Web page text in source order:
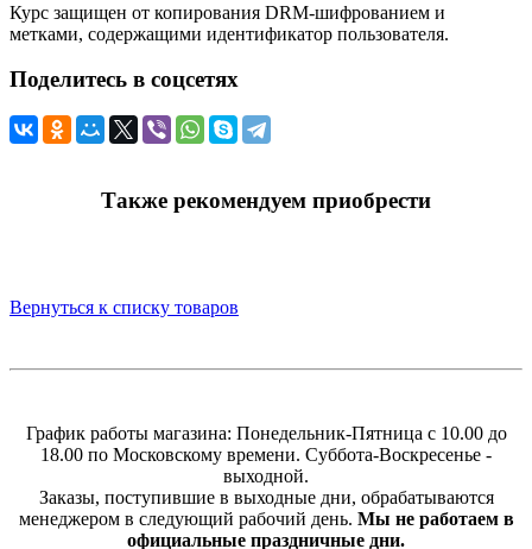
Курс защищен от копирования DRM-шифрованием и
метками, содержащими идентификатор пользователя.
Поделитесь в соцсетях
Также рекомендуем приобрести
Вернуться к списку товаров
График работы магазина: Понедельник-Пятница с 10.00 до
18.00 по Московскому времени. Суббота-Воскресенье -
выходной.
Заказы, поступившие в выходные дни, обрабатываются
менеджером в следующий рабочий день. Мы не работаем в
официальные праздничные дни.